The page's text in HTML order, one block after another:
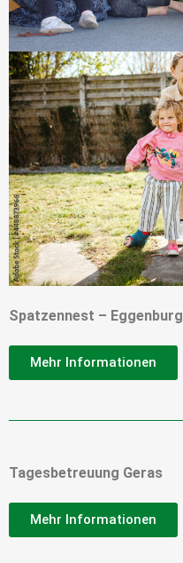
Spatzennest – Eggenburg
Mehr Informationen
Tagesbetreuung Geras
Mehr Informationen